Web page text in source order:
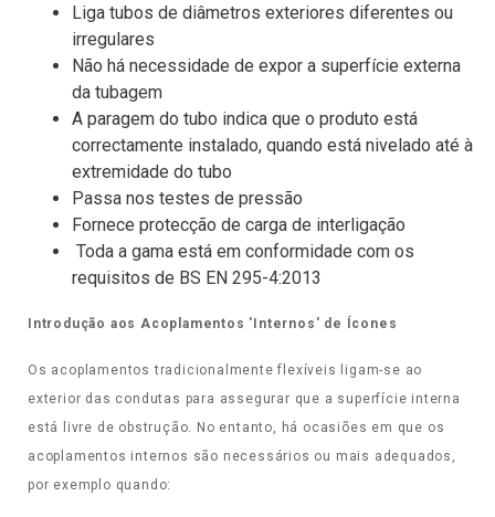
Liga tubos de diâmetros exteriores diferentes ou
irregulares
Não há necessidade de expor a superfície externa
da tubagem
A paragem do tubo indica que o produto está
correctamente instalado, quando está nivelado até à
extremidade do tubo
Passa nos testes de pressão
Fornece protecção de carga de interligação
Toda a gama está em conformidade com os
requisitos de BS EN 295-4:2013
Introdução aos Acoplamentos 'Internos' de Ícones
Os acoplamentos tradicionalmente flexíveis ligam-se ao
exterior das condutas para assegurar que a superfície interna
está livre de obstrução. No entanto, há ocasiões em que os
acoplamentos internos são necessários ou mais adequados,
por exemplo quando: